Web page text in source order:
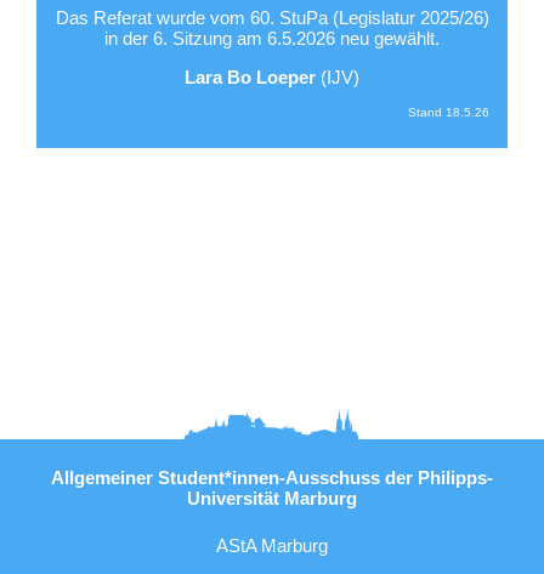
Das Referat wurde vom 60. StuPa (Legislatur 2025/26)
in der 6. Sitzung am 6.5.2026 neu gewählt.
Lara Bo Loeper (IJV)
Stand 18.5.26
Allgemeiner Student*innen-Ausschuss der Philipps-
Universität Marburg
AStA Marburg